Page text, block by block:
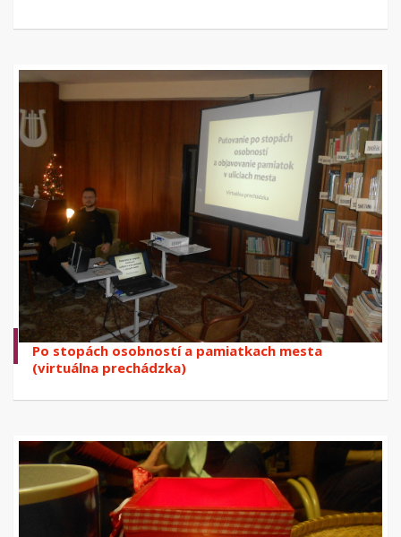
Po stopách osobností a pamiatkach mesta
(virtuálna prechádzka)